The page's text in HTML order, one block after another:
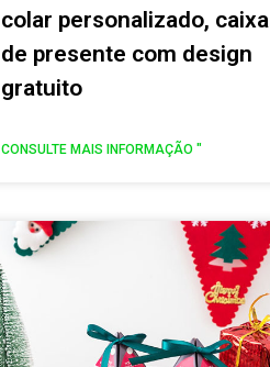
colar personalizado, caixa
de presente com design
gratuito
CONSULTE MAIS INFORMAÇÃO "